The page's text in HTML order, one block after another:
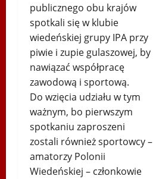
publicznego obu krajów
spotkali się w klubie
wiedeńskiej grupy IPA przy
piwie i zupie gulaszowej, by
nawiązać współpracę
zawodową i sportową.
Do wzięcia udziału w tym
ważnym, bo pierwszym
spotkaniu zaproszeni
zostali również sportowcy –
amatorzy Polonii
Wiedeńskiej – członkowie